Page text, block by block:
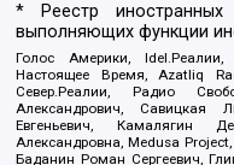
* Реестр
выполняющих функции
Голос Америки, Idel.Реалии,
Настоящее Время, Azatliq
Север.Реалии, Радио
Александрович, Савицкая
Евгеньевич, Камалягин
Александровна, Medusa
Баданин Роман Сергеевич,